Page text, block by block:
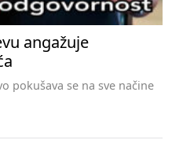
angažuje
pokušava se na sve načine